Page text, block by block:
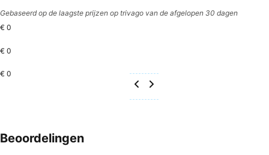
Gebaseerd op de laagste prijzen op trivago van de afgelopen 30 dagen
€ 0
€ 0
€ 0
Beoordelingen